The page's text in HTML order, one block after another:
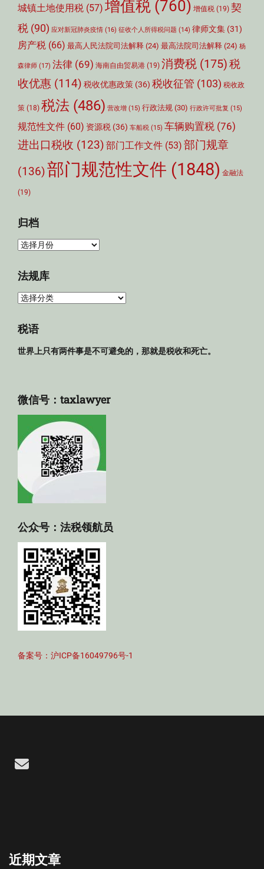
城镇土地使用税 (57) 增值税 (760) 增值税 (19) 契
税 (90) 应对新冠肺炎疫情 (16) 征收个人所得税问题 (14) 律师文集 (31)
房产税 (66) 最高人民法院司法解释 (24) 最高法院司法解释 (24) 杨
森律师 (17) 法律 (69) 海南自由贸易港 (19) 消费税 (175)税
收优惠 (114) 税收优惠政策 (36) 税收征管 (103) 税收政
策 (18) 税法 (486) 营改增 (15) 行政法规 (30) 行政许可批复 (15)
规范性文件 (60) 资源税 (36) 车船税 (15) 车辆购置税 (76)
进出口税收 (123) 部门工作文件 (53) 部门规章
(136)部门规范性文件 (1848) 金融法
(19)
归档
归
法规库
法
库
税语
世界上只有两件事是不可避免的，那就是税收和死亡。
微信号：taxlawyer
公众号：法税领航员
备案号：沪ICP备16049796号-1
Email
近期文章